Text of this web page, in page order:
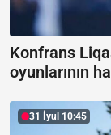
Konfrans
oyunlarının
31 İyul 10:45